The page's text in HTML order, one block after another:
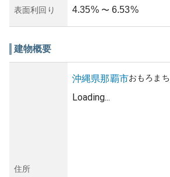
表面利回り 4.35% 〜 6.53%
建物概要
住所
沖縄県那覇市おもろまち
Loading...